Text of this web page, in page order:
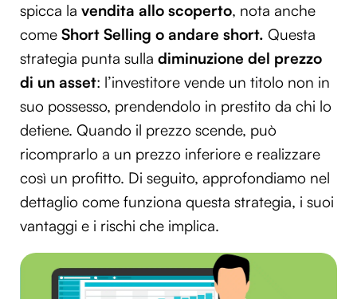
spicca la vendita allo scoperto, nota anche
come Short Selling o andare short. Questa
strategia punta sulla diminuzione del prezzo
di un asset: l’investitore vende un titolo non in
suo possesso, prendendolo in prestito da chi lo
detiene. Quando il prezzo scende, può
ricomprarlo a un prezzo inferiore e realizzare
così un profitto. Di seguito, approfondiamo nel
dettaglio come funziona questa strategia, i suoi
vantaggi e i rischi che implica.